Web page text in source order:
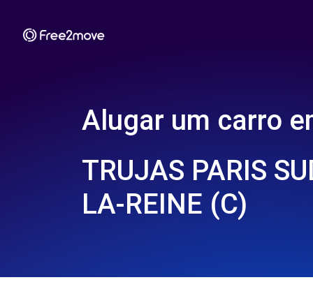
Alugar um carro
TRUJAS PARIS
LA-REINE (C)